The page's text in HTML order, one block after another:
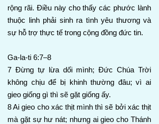
rộng rãi. Điều này cho thấy các phước lành
thuộc linh phải sinh ra tình yêu thương và
sự hỗ trợ thực tế trong cộng đồng đức tin.
Ga-la-ti 6:7–8
7 Đừng tự lừa dối mình; Đức Chúa Trời
không chịu để bị khinh thường đâu; vì ai
gieo giống gì thì sẽ gặt giống ấy.
8 Ai gieo cho xác thịt mình thì sẽ bởi xác thịt
mà gặt sự hư nát; nhưng ai gieo cho Thánh